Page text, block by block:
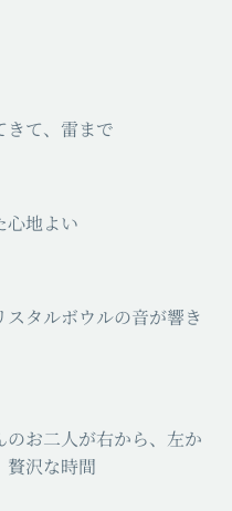
きて、雷まで
心地よい
タルボウルの音が響き
お二人が⁡右から、左か
贅沢な時間